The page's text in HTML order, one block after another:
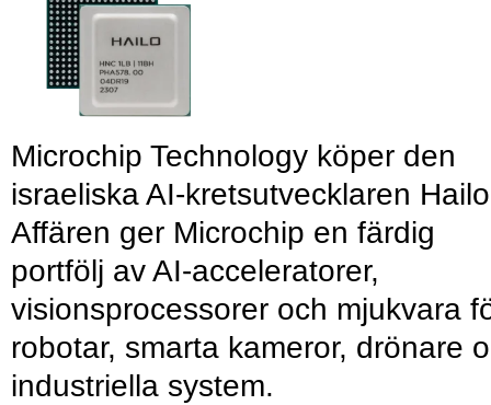
Microchip Technology köper den
israeliska AI-kretsutvecklaren
Affären ger Microchip en färdig
portfölj av AI-acceleratorer,
visionsprocessorer och mjukvara
robotar, smarta kameror, drönare
industriella system.